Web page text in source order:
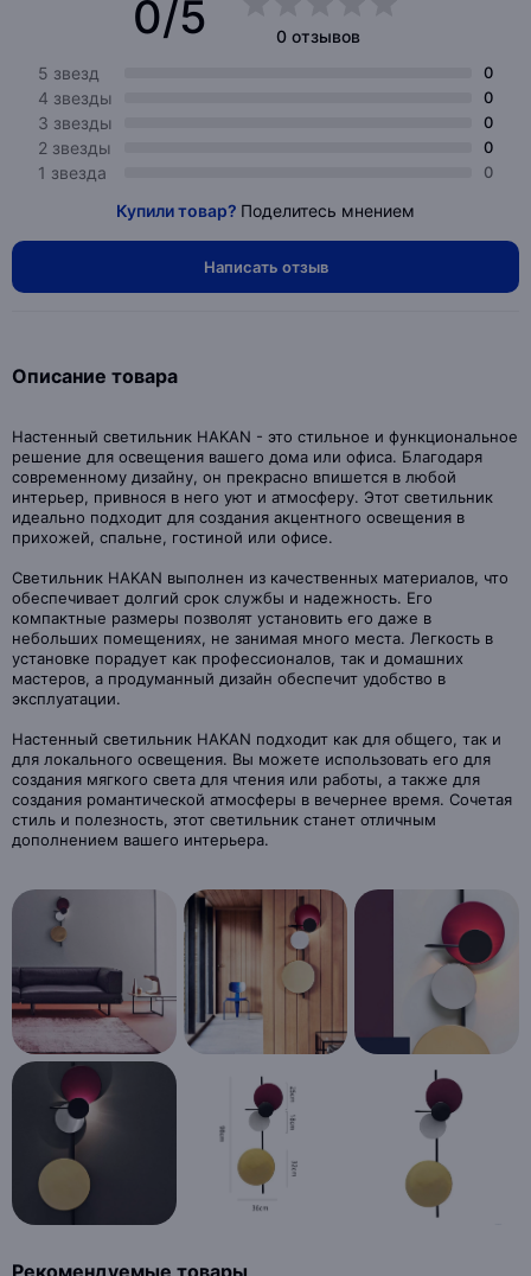
0/5
0 отзывов
5 звезд
0
4 звезды 0
3 звезды 0
2 звезды 0
1 звезда 0
Купили товар? Поделитесь мнением
Написать отзыв
Описание товара
Настенный светильник HAKAN - это стильное и функциональное
решение для освещения вашего дома или офиса. Благодаря
современному дизайну, он прекрасно впишется в любой
интерьер, привнося в него уют и атмосферу. Этот светильник
идеально подходит для создания акцентного освещения в
прихожей, спальне, гостиной или офисе.
Светильник HAKAN выполнен из качественных материалов, что
обеспечивает долгий срок службы и надежность. Его
компактные размеры позволят установить его даже в
небольших помещениях, не занимая много места. Легкость в
установке порадует как профессионалов, так и домашних
мастеров, а продуманный дизайн обеспечит удобство в
эксплуатации.
Настенный светильник HAKAN подходит как для общего, так и
для локального освещения. Вы можете использовать его для
создания мягкого света для чтения или работы, а также для
создания романтической атмосферы в вечернее время. Сочетая
стиль и полезность, этот светильник станет отличным
дополнением вашего интерьера.